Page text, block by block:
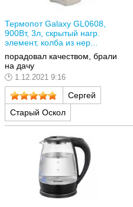
Термопот Galaxy GL0608,
900Вт, 3л, скрытый нагр.
элемент, колба из нер...
порадовал качеством, брали
на дачу
1.12.2021 9:16
Сергей
Старый Оскол